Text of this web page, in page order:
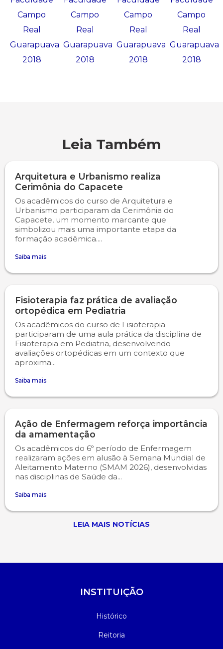
Leia Também
Arquitetura e Urbanismo realiza
Cerimônia do Capacete
Os acadêmicos do curso de Arquitetura e
Urbanismo participaram da Cerimônia do
Capacete, um momento marcante que
simbolizou mais uma importante etapa da
formação acadêmica....
Saiba mais
Fisioterapia faz prática de avaliação
ortopédica em Pediatria
Os acadêmicos do curso de Fisioterapia
participaram de uma aula prática da disciplina de
Fisioterapia em Pediatria, desenvolvendo
avaliações ortopédicas em um contexto que
aproxima...
Saiba mais
Ação de Enfermagem reforça importância
da amamentação
Os acadêmicos do 6º período de Enfermagem
realizaram ações em alusão à Semana Mundial de
Aleitamento Materno (SMAM 2026), desenvolvidas
nas disciplinas de Saúde da...
Saiba mais
LEIA MAIS NOTÍCIAS
INSTITUIÇÃO
Histórico
Reitoria